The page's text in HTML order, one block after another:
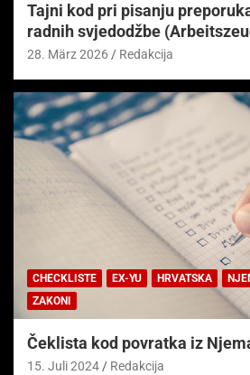
Tajni kod pri pisanju
radnih svjedodžbe
28. März 2026 Redakcija
CHECKLISTE EX-YU HRVATSKA
ZAKONI
Čeklista kod povratka iz
15. Juli 2024 Redakcija